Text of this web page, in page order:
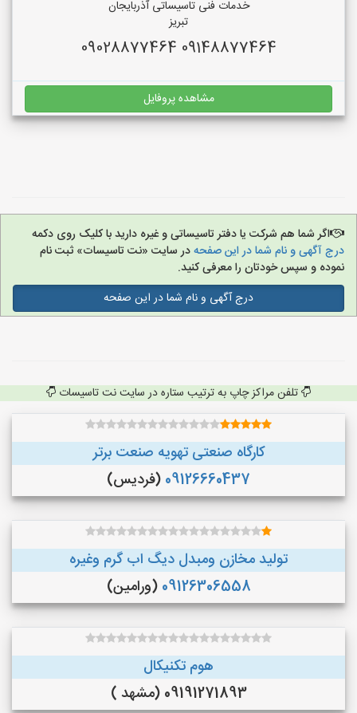
خدمات فنی تاسیساتی آذربایجان
تبریز
09148877464 09028877464
مشاهده پروفایل
اگر شما هم شرکت یا دفتر تاسیساتی و غیره دارید با کلیک روی دکمه
درج آگهی و نام شما در این صفحهدر سایت «نت تاسیسات» ثبت نام
نموده و سپس خودتان را معرفی کنید.
درج آگهی و نام شما در این صفحه
تلفن مراکز چاپ به ترتیب ستاره در سایت نت تاسیسات
کارگاه صنعتی تهویه صنعت برتر
09126660437 (فردیس)
تولید مخازن ومبدل دیگ اب گرم وغیره
09126306558 (ورامین)
هوم تکنیکال
09191271893 (مشهد )